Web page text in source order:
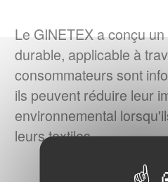
La loi AGEC impose
2022, l'apposition
signalétique TRIMAN
produits tels que les
linge de maison et les
Le GINETEX a conçu
durable, applicable à
consommateurs sont
ils peuvent réduire leur
environnemental
leurs textiles.